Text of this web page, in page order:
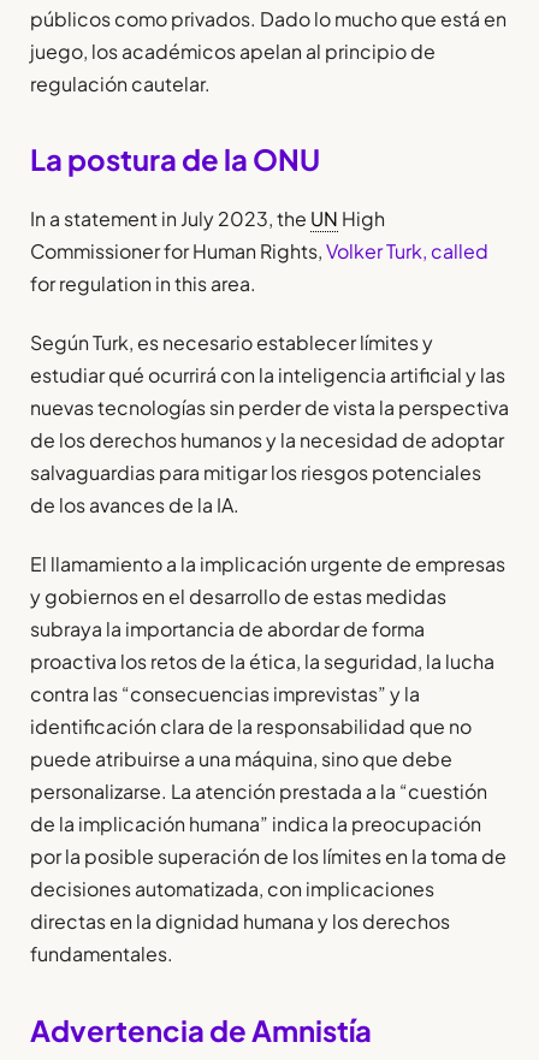
públicos como privados. Dado lo mucho que está en
juego, los académicos apelan al principio de
regulación cautelar.
La postura de la ONU
In a statement in July 2023, the UN High
Commissioner for Human Rights,Volker Turk, called
for regulation in this area.
Según Turk, es necesario establecer límites y
estudiar qué ocurrirá con la inteligencia artificial y las
nuevas tecnologías sin perder de vista la perspectiva
de los derechos humanos y la necesidad de adoptar
salvaguardias para mitigar los riesgos potenciales
de los avances de la IA.
El llamamiento a la implicación urgente de empresas
y gobiernos en el desarrollo de estas medidas
subraya la importancia de abordar de forma
proactiva los retos de la ética, la seguridad, la lucha
contra las “consecuencias imprevistas” y la
identificación clara de la responsabilidad que no
puede atribuirse a una máquina, sino que debe
personalizarse. La atención prestada a la “cuestión
de la implicación humana” indica la preocupación
por la posible superación de los límites en la toma de
decisiones automatizada, con implicaciones
directas en la dignidad humana y los derechos
fundamentales.
Advertencia de Amnistía